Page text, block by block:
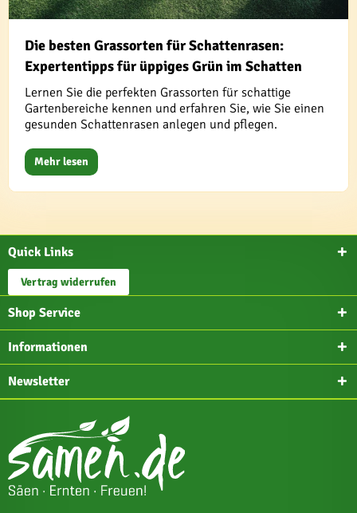
Die besten Grassorten für Schattenrasen:
Expertentipps für üppiges Grün im Schatten
Lernen Sie die perfekten Grassorten für schattige
Gartenbereiche kennen und erfahren Sie, wie Sie einen
gesunden Schattenrasen anlegen und pflegen.
Mehr lesen
Quick Links
Vertrag widerrufen
Shop Service
Informationen
Newsletter